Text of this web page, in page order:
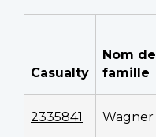
Casualty
Nom de
famille
2335841 Wagner